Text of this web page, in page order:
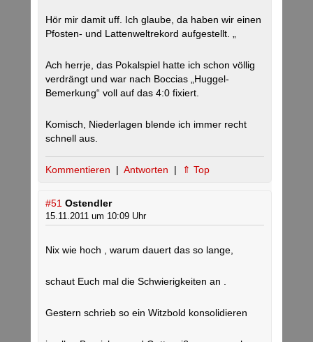
Hör mir damit uff. Ich glaube, da haben wir einen
Pfosten- und Lattenweltrekord aufgestellt. „
Ach herrje, das Pokalspiel hatte ich schon völlig
verdrängt und war nach Boccias „Huggel-
Bemerkung“ voll auf das 4:0 fixiert.
Komisch, Niederlagen blende ich immer recht
schnell aus.
Kommentieren | Antworten | ⇑ Top
#51 Ostendler
15.11.2011 um 10:09 Uhr
Nix wie hoch , warum dauert das so lange,
schaut Euch mal die Schwierigkeiten an .
Gestern schrieb so ein Witzbold konsolidieren